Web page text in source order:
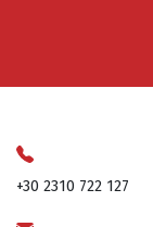
+30 2310 722 127